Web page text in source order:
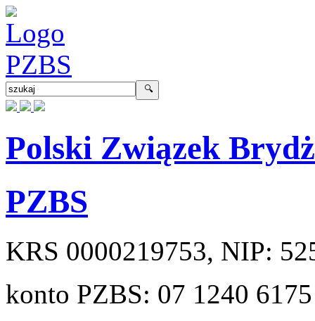
Polski Związek
PZBS
KRS 0000219753, NIP:
konto PZBS: 07 1240